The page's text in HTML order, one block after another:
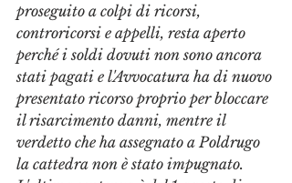
proseguito a colpi di ricorsi,
controricorsi e appelli, resta aperto
perché i soldi dovuti non sono ancora
stati pagati e l'Avvocatura ha di nuovo
presentato ricorso proprio per bloccare
il risarcimento danni, mentre il
verdetto che ha assegnato a Poldrugo
la cattedra non è stato impugnato.